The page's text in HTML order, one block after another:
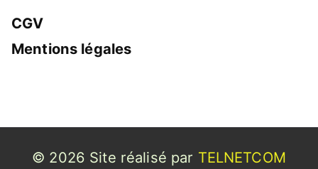
CGV
Mentions légales
© 2026 Site réalisé par TELNETCOM